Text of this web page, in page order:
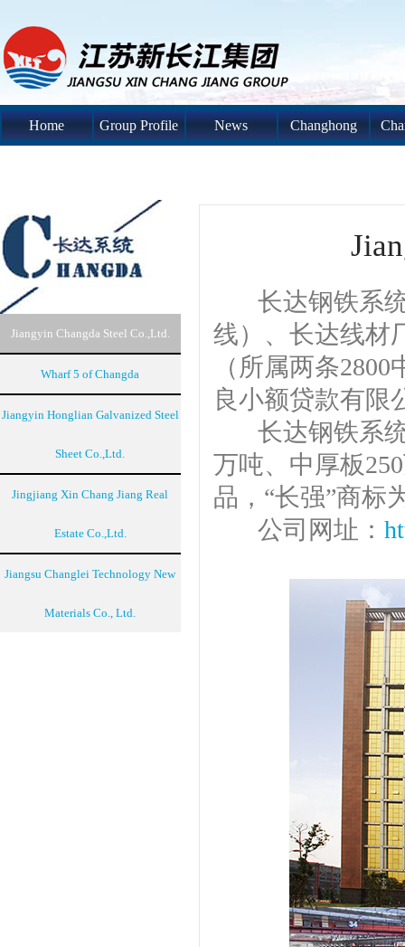
Home Group Profile News
Changhong
Jiangyin Changda Steel Co.,Ltd.
Wharf 5 of Changda
Jiangyin Honglian Galvanized Steel
Sheet Co.,Ltd.
Jingjiang Xin Chang Jiang Real
Estate Co.,Ltd.
Jiangsu Changlei Technology New
Materials Co., Ltd.​​
长达钢铁系统
线）、长达线材
（所属两条
良小额贷款有
长达钢铁系统
万吨、中厚板
品，“长强”商标
公司网址：